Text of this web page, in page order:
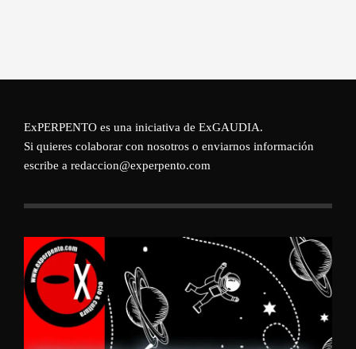
ExPERPENTO es una iniciativa de ExGAUDIA.
Si quieres colaborar con nosotros o enviarnos información
escribe a redaccion@experpento.com